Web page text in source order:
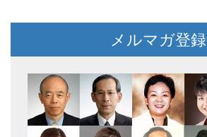
メルマガ登録